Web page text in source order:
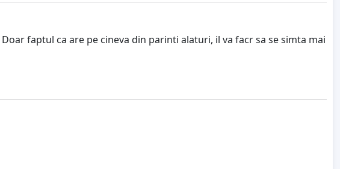
faptul ca are pe cineva din parinti alaturi, il va facr sa se simta mai